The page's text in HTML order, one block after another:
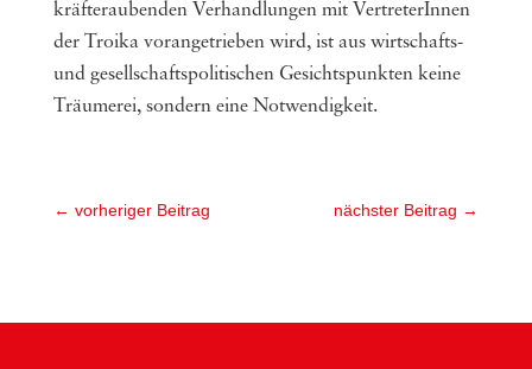
kräfteraubenden Verhandlungen mit VertreterInnen
der Troika vorangetrieben wird, ist aus wirtschafts-
und gesellschaftspolitischen Gesichtspunkten keine
Träumerei, sondern eine Notwendigkeit.
← vorheriger Beitrag nächster Beitrag →